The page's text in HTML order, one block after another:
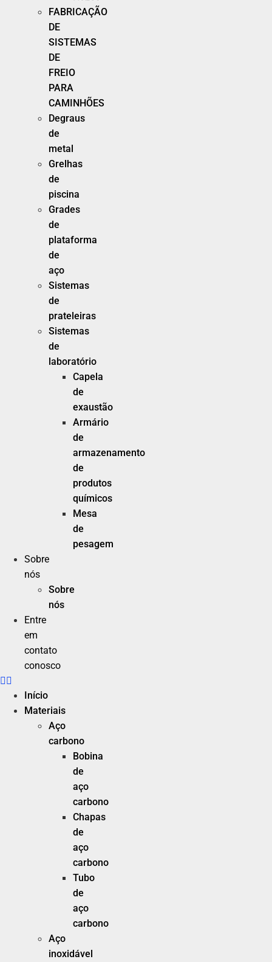
FABRICAÇÃO
DE
SISTEMAS
DE
FREIO
PARA
CAMINHÕES
Degraus
de
metal
Grelhas
de
piscina
Grades
de
plataforma
de
aço
Sistemas
de
prateleiras
Sistemas
de
laboratório
Capela
de
exaustão
Armário
de
armazenamento
de
produtos
químicos
Mesa
de
pesagem
Sobre
nós
Sobre
nós
Entre
em
contato
conosco
Início
Materiais
Aço
carbono
Bobina
de
aço
carbono
Chapas
de
aço
carbono
Tubo
de
aço
carbono
Aço
inoxidável